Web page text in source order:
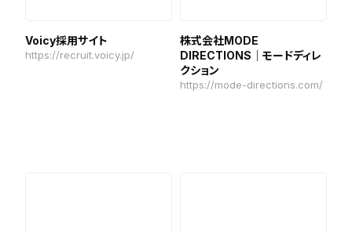
Voicy採用サイト
https://recruit.voicy.jp/
株式会社MODE
DIRECTIONS｜モードディレ
クション
https://mode-directions.com/